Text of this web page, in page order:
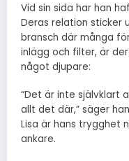
Vid sin sida har han
Deras relation sticker
bransch där många
inlägg och filter, är
något djupare:
“Det är inte självklart
allt det där,” säger
Lisa är hans trygghet
ankare.